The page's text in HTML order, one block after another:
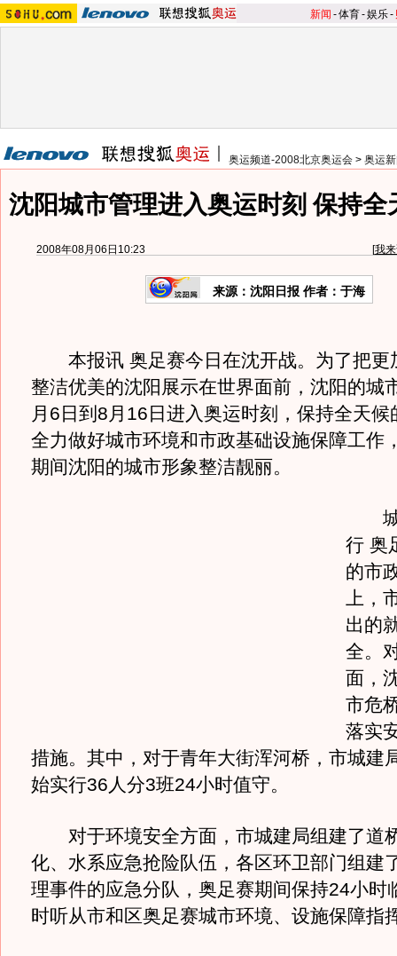
新闻 -体育-娱乐-
奥运频道-2008北京奥运会 > 奥运
沈阳城市管理进入奥运时刻 保持全
2008年08月06日10:23 [我
来源：沈阳日报 作者：于海
本报讯 奥足赛今日在沈开战。为了把更
整洁优美的沈阳展示在世界面前，沈阳的城
月6日到8月16日进入奥运时刻，保持全天候
全力做好城市环境和市政基础设施保障工作
期间沈阳的城市形象整洁靓丽。
城
行 奥
的市
上，
出的
全。
面，
市危
落实
措施。其中，对于青年大街浑河桥，市城建
始实行36人分3班24小时值守。
对于环境安全方面，市城建局组建了道
化、水系应急抢险队伍，各区环卫部门组建
理事件的应急分队，奥足赛期间保持24小时
时听从市和区奥足赛城市环境、设施保障指